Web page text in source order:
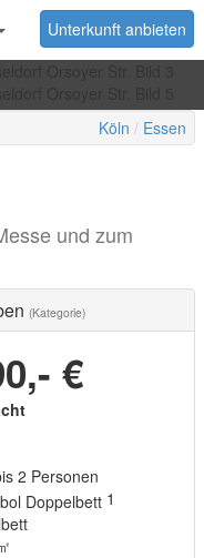
Unterkunft anbieten
Köln Essen
und zum
(Kategorie)
€
2 Personen
1